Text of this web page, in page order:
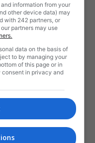
information from your
other device data) may
with 242 partners, or
partners may use
data on the basis of
to by managing your
of this page or in
consent in privacy and